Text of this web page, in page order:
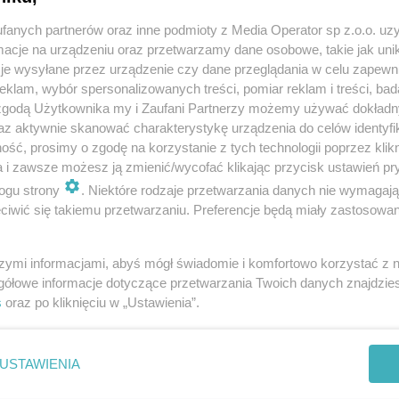
- dacia i volvo.
- informuje nas podkomisarz Katarzyna
Miejskiej Policji w Sosnowcu. - Dwie
- 54-letnia pasażerka dacii i kierowca
obrażeń w wyniku wypadku. Karetki
Pogotowia Ratunkowego w Sosnowcu oraz dwa
partnerów oraz inne podmioty z Media Operator sp z.o.o.
na urządzeniu oraz przetwarzamy dane osobowe, takie jak
wysyłane przez urządzenie czy dane przeglądania w celu
wybór spersonalizowanych treści, pomiar reklam i treści,
Użytkownika my i Zaufani Partnerzy możemy używać
aktywnie skanować charakterystykę urządzenia do celów
prosimy o zgodę na korzystanie z tych technologii poprzez
i zawsze możesz ją zmienić/wycofać klikając przycisk ustawień
strony
. Niektóre rodzaje przetwarzania danych nie
się takiemu przetwarzaniu. Preferencje będą miały
informacjami, abyś mógł świadomie i komfortowo korzystać z
informacje dotyczące przetwarzania Twoich danych
oraz po kliknięciu w „Ustawienia”.
USTAWIENIA